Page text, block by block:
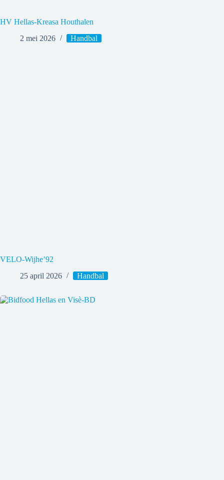
HV Hellas-Kreasa Houthalen
2 mei 2026
Handbal
VELO-Wijhe’92
25 april 2026
Handbal